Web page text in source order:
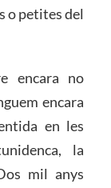
o petites del
encara no
encara
en les
la
mil anys